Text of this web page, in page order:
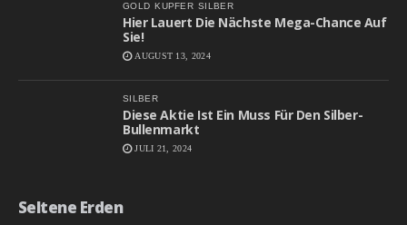
GOLD KUPFER SILBER
Hier Lauert Die Nächste Mega-Chance Auf
Sie!
AUGUST 13, 2024
SILBER
Diese Aktie Ist Ein Muss Für Den Silber-
Bullenmarkt
JULI 21, 2024
Seltene Erden